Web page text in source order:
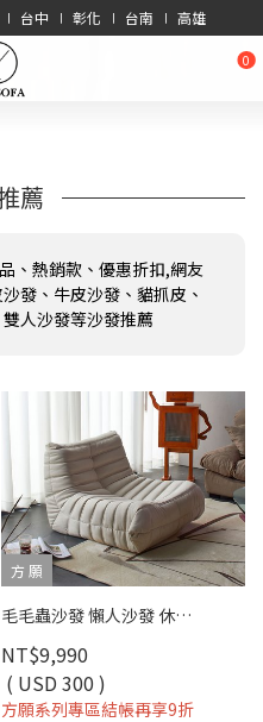
∣ 台中 ∣ 彰化 ∣ 台南 ∣ 高雄
0
薦
、熱銷款、優惠折扣,網友
發、牛皮沙發、貓抓皮、
人沙發等沙發推薦
方 願
毛毛蟲沙發 懶人沙發 休閒椅(二色) - 方願系列
NT$9,990
( USD 300 )
方願系列專區結帳再享9折